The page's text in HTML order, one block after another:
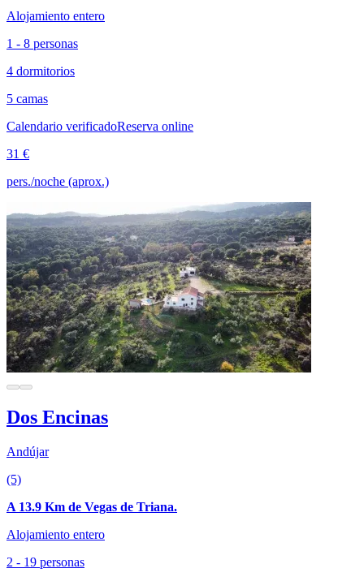
Alojamiento entero
1 - 8 personas
4 dormitorios
5 camas
Calendario verificadoReserva online
31 €
pers./noche (aprox.)
Dos Encinas
Andújar
(5)
A 13.9 Km de Vegas de Triana.
Alojamiento entero
2 - 19 personas